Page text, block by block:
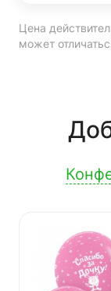
Цена
может